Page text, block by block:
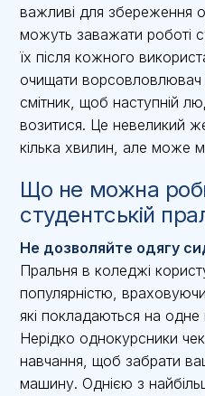
важливі для збереження
можуть заважати роботі
їх після кожного
очищати ворсовловлювач
смітник, щоб наступній
возитися. Це невеликий
кілька хвилин, але може
Що не можна
студентській
Не дозволяйте одягу
Пральня в коледжі
популярністю,
які покладаються на
Нерідко однокурсники
навчання, щоб забрати
машину. Однією з